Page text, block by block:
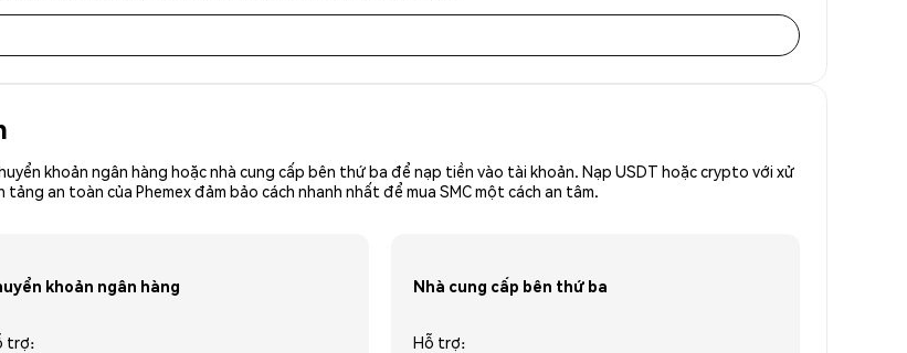
khoản ngân hàng hoặc nhà cung cấp bên thứ ba để nạp tiền vào tài khoản. Nạp USDT hoặc crypto với xử
an toàn của Phemex đảm bảo cách nhanh nhất để mua SMC một cách an tâm.
khoản ngân hàng
trợ:
Nhà cung cấp bên thứ ba
Hỗ trợ: